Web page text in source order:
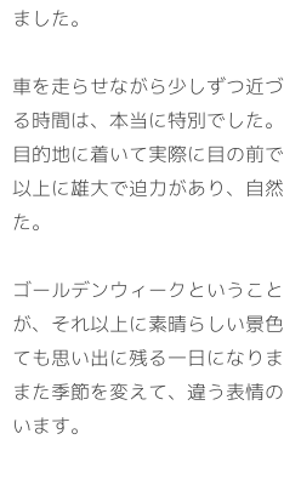
ました。
車を走らせながら少しずつ近
る時間は、本当に特別でした。
目的地に着いて実際に目の前
以上に雄大で迫力があり、自
た。
ゴールデンウィークというこ
が、それ以上に素晴らしい景
ても思い出に残る一日になりま
また季節を変えて、違う表情
います。